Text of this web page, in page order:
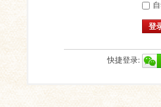
登
快捷登录: